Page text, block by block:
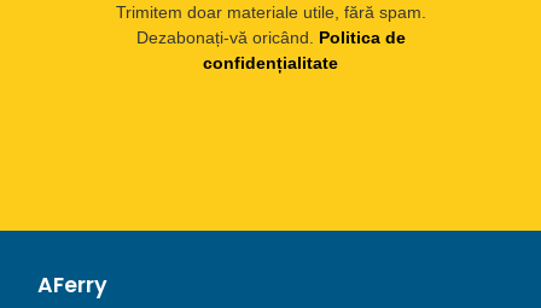
Trimitem doar materiale utile, fără spam.
Dezabonați-vă oricând.
Politica de
confidențialitate
AFerry